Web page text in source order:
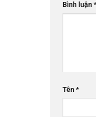
Bình luận*
Tên*